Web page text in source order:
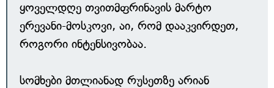
ყოველდღე თვითმფრინავის მარტო
ერევანი-მოსკოვი, აი, რომ დააკვირდეთ,
როგორი ინტენსივობაა.
სომხები მთლიანად რუსეთზე არიან